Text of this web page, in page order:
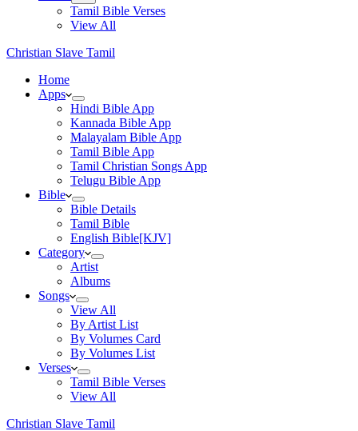
Tamil Bible Verses
View All
Christian Slave Tamil
Home
Apps
Hindi Bible App
Kannada Bible App
Malayalam Bible App
Tamil Bible App
Tamil Christian Songs App
Telugu Bible App
Bible
Bible Details
Tamil Bible
English Bible[KJV]
Category
Artist
Albums
Songs
View All
By Artist List
By Volumes Card
By Volumes List
Verses
Tamil Bible Verses
View All
Christian Slave Tamil